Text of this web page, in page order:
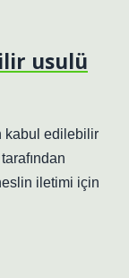
usulü
kabul edilebilir
iletimi için